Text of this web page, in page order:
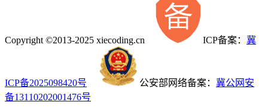
Copyright ©2013-2025 xiecoding.cn ICP备案： 冀
ICP备2025098420号 公安部网络备案： 冀公网安
备13110202001476号